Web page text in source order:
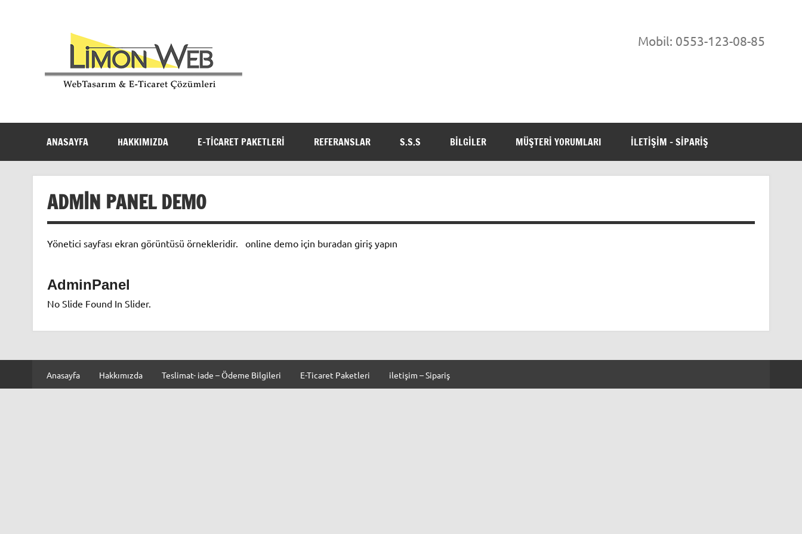
Limonweb.net Webtasarım E-Ticaret Çözümleri
Mobil: 0553-123-08-85
ANASAYFA HAKKIMIZDA E-TICARET PAKETLERI REFERANSLAR S.S.S BILGILER MÜŞTERI YORUMLARI ILETIŞIM – SIPARIŞ
ADMIN PANEL DEMO
Yönetici sayfası ekran görüntüsü örnekleridir. online demo için buradan giriş yapın
AdminPanel
No Slide Found In Slider.
Anasayfa Hakkımızda Teslimat- iade – Ödeme Bilgileri E-Ticaret Paketleri iletişim – Sipariş